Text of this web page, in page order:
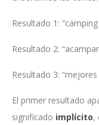
Resultado 1:
Resultado 2:
Resultado 3:
El primer resultado
significado implícito,